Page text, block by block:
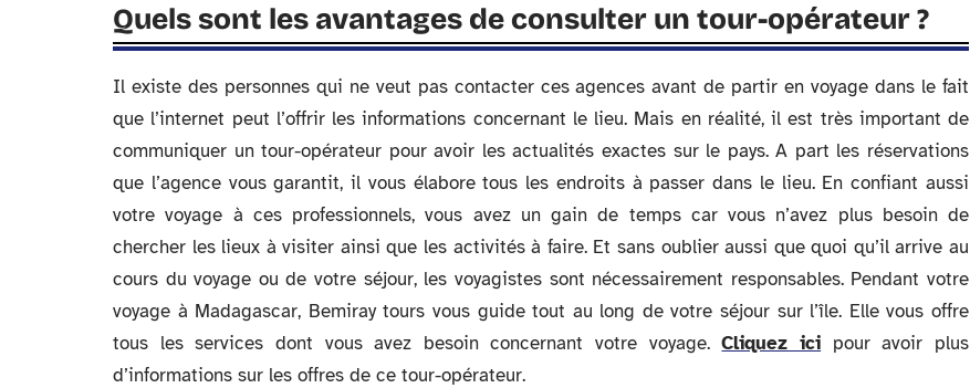
Quels sont les avantages de consulter un tour-opérateur ?
Il existe des personnes qui ne veut pas contacter ces agences avant de partir en voyage dans le fait
que l’internet peut l’offrir les informations concernant le lieu. Mais en réalité, il est très important de
communiquer un tour-opérateur pour avoir les actualités exactes sur le pays. A part les réservations
que l’agence vous garantit, il vous élabore tous les endroits à passer dans le lieu. En confiant aussi
votre voyage à ces professionnels, vous avez un gain de temps car vous n’avez plus besoin de
chercher les lieux à visiter ainsi que les activités à faire. Et sans oublier aussi que quoi qu’il arrive au
cours du voyage ou de votre séjour, les voyagistes sont nécessairement responsables. Pendant votre
voyage à Madagascar, Bemiray tours vous guide tout au long de votre séjour sur l’île. Elle vous offre
tous les services dont vous avez besoin concernant votre voyage.Cliquez ici pour avoir plus
d’informations sur les offres de ce tour-opérateur.